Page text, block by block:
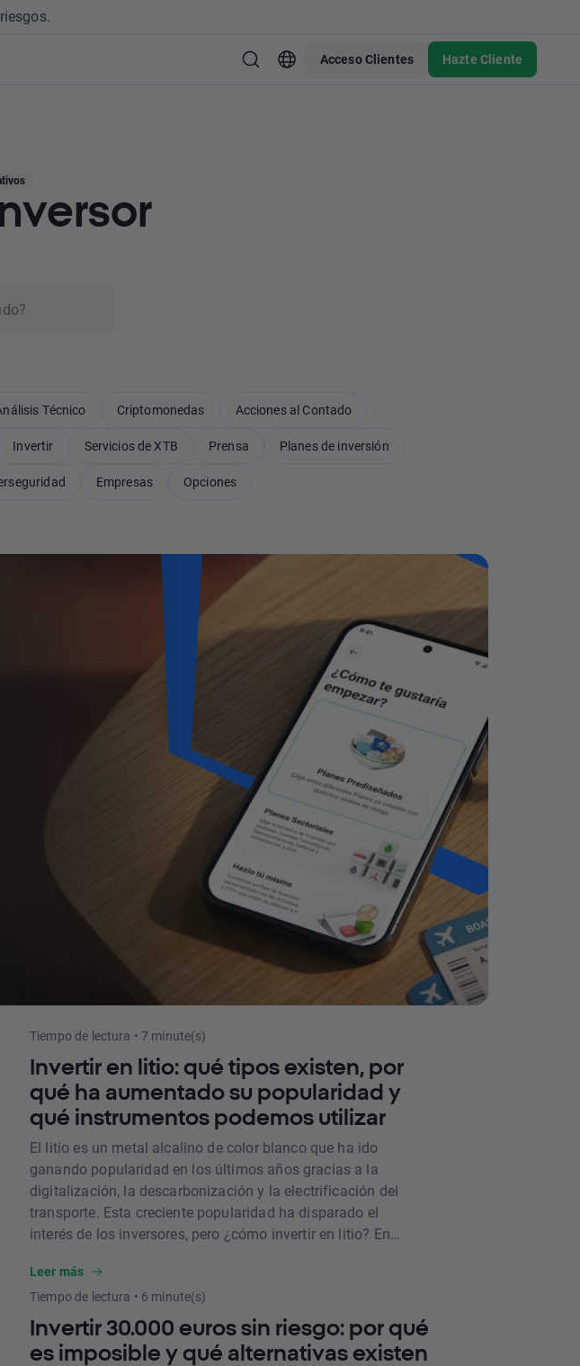
Acceso Clientes Hazte Cliente
Técnico Criptomonedas Acciones al Contado
Invertir Servicios de XTB Prensa Planes de inversión
Empresas Opciones
Tiempo de lectura • 7 minute(s)
Invertir en litio: qué tipos existen, por
qué ha aumentado su popularidad y
qué instrumentos podemos utilizar
El litio es un metal alcalino de color blanco que ha ido
ganando popularidad en los últimos años gracias a la
digitalización, la descarbonización y la electrificación del
transporte. Esta creciente popularidad ha disparado el
interés de los inversores, pero ¿cómo invertir en litio? En
formas de inversión podemos utilizar para ganar
exposición a él.
Leer más
Tiempo de lectura • 6 minute(s)
Invertir 30.000 euros sin riesgo: por qué
es imposible y qué alternativas existen